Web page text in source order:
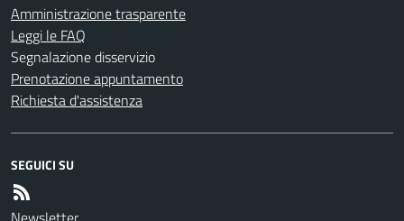
Amministrazione trasparente
Leggi le FAQ
Segnalazione disservizio
Prenotazione appuntamento
Richiesta d'assistenza
SEGUICI SU